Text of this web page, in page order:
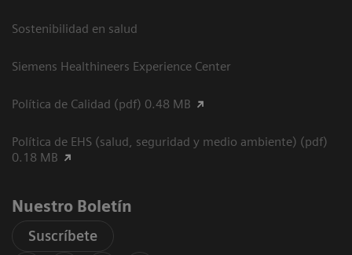
Sostenibilidad en salud
Siemens Healthineers Experience Center
Política de Calidad (pdf) 0.48 MB
Política de EHS (salud, seguridad y medio ambiente) (pdf)
0.18 MB
Nuestro Boletín
Suscríbete